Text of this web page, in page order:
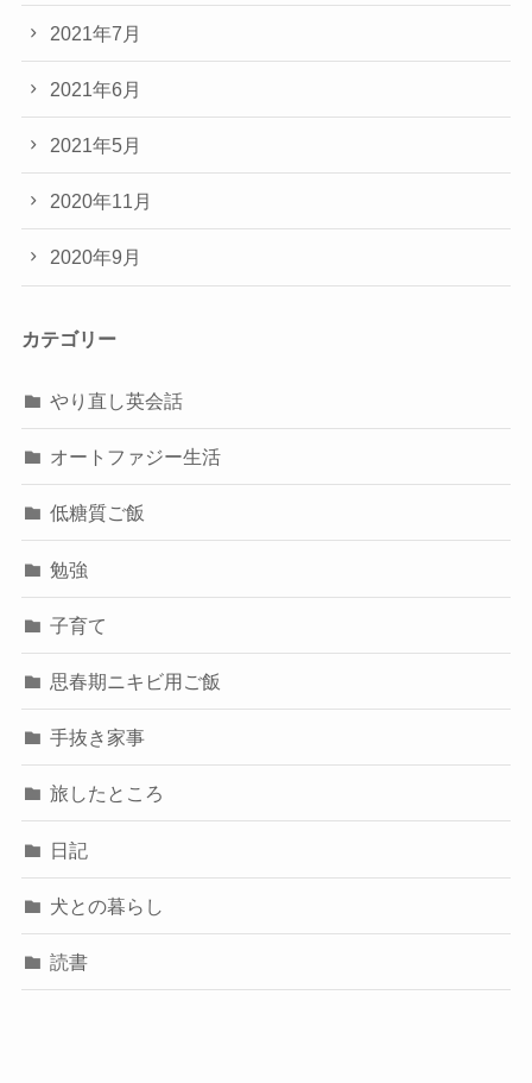
2021年7月
2021年6月
2021年5月
2020年11月
2020年9月
カテゴリー
やり直し英会話
オートファジー生活
低糖質ご飯
勉強
子育て
思春期ニキビ用ご飯
手抜き家事
旅したところ
日記
犬との暮らし
読書